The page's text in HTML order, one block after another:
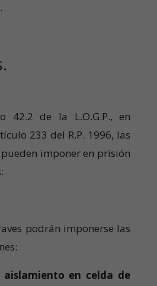
42.2 de la L.O.G.P., en
233 del R.P. 1996, las
imponer en prisión
podrán imponerse las
aislamiento en celda de